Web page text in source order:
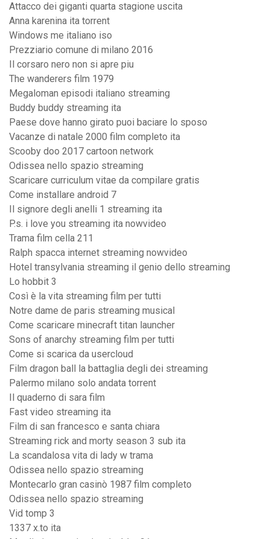
Attacco dei giganti quarta stagione uscita
Anna karenina ita torrent
Windows me italiano iso
Prezziario comune di milano 2016
Il corsaro nero non si apre piu
The wanderers film 1979
Megaloman episodi italiano streaming
Buddy buddy streaming ita
Paese dove hanno girato puoi baciare lo sposo
Vacanze di natale 2000 film completo ita
Scooby doo 2017 cartoon network
Odissea nello spazio streaming
Scaricare curriculum vitae da compilare gratis
Come installare android 7
Il signore degli anelli 1 streaming ita
P.s. i love you streaming ita nowvideo
Trama film cella 211
Ralph spacca internet streaming nowvideo
Hotel transylvania streaming il genio dello streaming
Lo hobbit 3
Così è la vita streaming film per tutti
Notre dame de paris streaming musical
Come scaricare minecraft titan launcher
Sons of anarchy streaming film per tutti
Come si scarica da usercloud
Film dragon ball la battaglia degli dei streaming
Palermo milano solo andata torrent
Il quaderno di sara film
Fast video streaming ita
Film di san francesco e santa chiara
Streaming rick and morty season 3 sub ita
La scandalosa vita di lady w trama
Odissea nello spazio streaming
Montecarlo gran casinò 1987 film completo
Odissea nello spazio streaming
Vid tomp 3
1337 x.to ita